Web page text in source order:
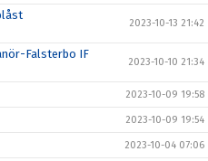
2023-10-13 21:42
Falsterbo IF
2023-10-10 21:34
2023-10-09 19:58
2023-10-09 19:54
2023-10-04 07:06